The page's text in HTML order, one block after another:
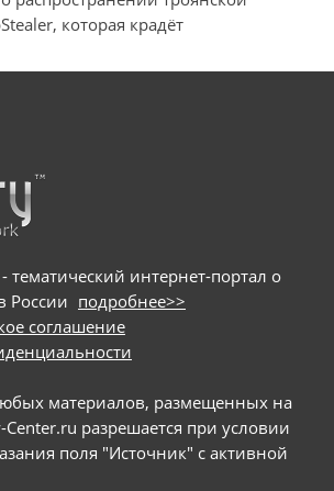
и денежные средства
которая крадёт
целью вредоносного ПО
они направляют
жертв на вредоносные сайты и
для видеоконференций
- тематический интернет-портал о
России подробнее>>
соглашение
материалов, размещенных на
Center.ru разрешается при условии
поля "Источник" с активной